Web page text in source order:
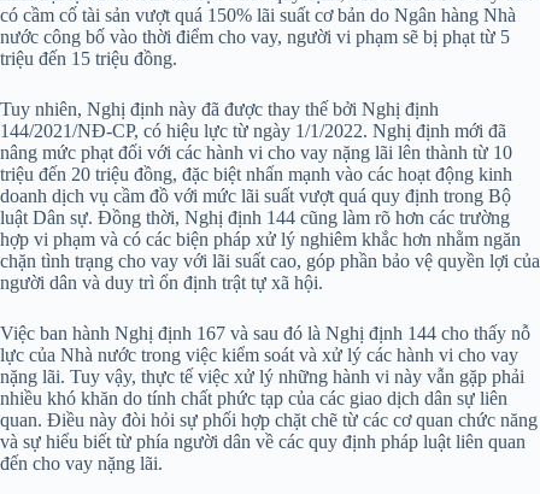
có cầm cố tài sản vượt quá 150% lãi suất cơ bản do Ngân hàng Nhà
nước công bố vào thời điểm cho vay, người vi phạm sẽ bị phạt từ 5
triệu đến 15 triệu đồng.
Tuy nhiên, Nghị định này đã được thay thế bởi Nghị định
144/2021/NĐ-CP, có hiệu lực từ ngày 1/1/2022. Nghị định mới đã
nâng mức phạt đối với các hành vi cho vay nặng lãi lên thành từ 10
triệu đến 20 triệu đồng, đặc biệt nhấn mạnh vào các hoạt động kinh
doanh dịch vụ cầm đồ với mức lãi suất vượt quá quy định trong Bộ
luật Dân sự. Đồng thời, Nghị định 144 cũng làm rõ hơn các trường
hợp vi phạm và có các biện pháp xử lý nghiêm khắc hơn nhằm ngăn
chặn tình trạng cho vay với lãi suất cao, góp phần bảo vệ quyền lợi của
người dân và duy trì ổn định trật tự xã hội.
Việc ban hành Nghị định 167 và sau đó là Nghị định 144 cho thấy nỗ
lực của Nhà nước trong việc kiểm soát và xử lý các hành vi cho vay
nặng lãi. Tuy vậy, thực tế việc xử lý những hành vi này vẫn gặp phải
nhiều khó khăn do tính chất phức tạp của các giao dịch dân sự liên
quan. Điều này đòi hỏi sự phối hợp chặt chẽ từ các cơ quan chức năng
và sự hiểu biết từ phía người dân về các quy định pháp luật liên quan
đến cho vay nặng lãi.